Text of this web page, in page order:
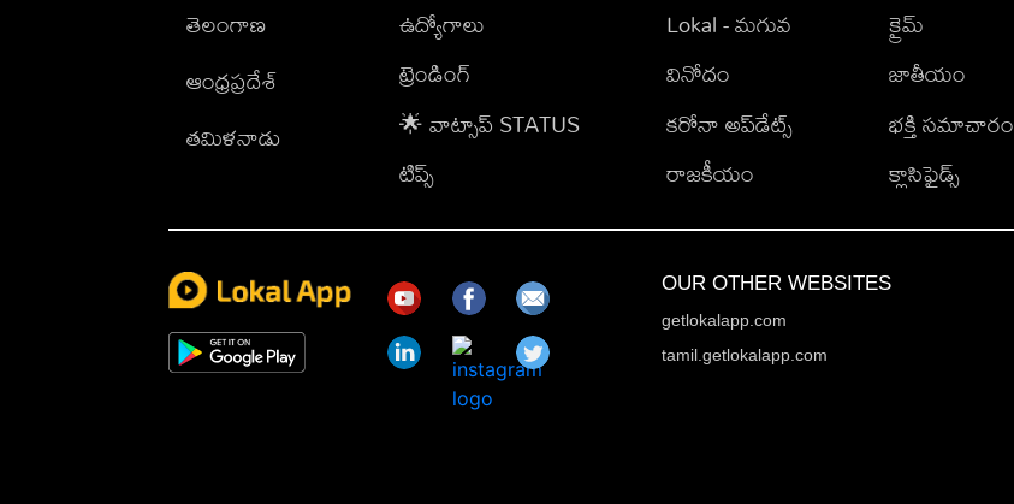
తెలంగాణ
ఆంధ్రప్రదేశ్
తమిళనాడు
ఉద్యోగాలు
ట్రెండింగ్
🌟 వాట్సాప్ STATUS
టిప్స్
Lokal - మగువ
వినోదం
కరోనా అప్‌డేట్స్
రాజకీయం
క్రైమ్
జాతీయం
భక్తి సమాచారం
క్లాసిఫైడ్స్
OUR OTHER WEBSITES
getlokalapp.com
tamil.getlokalapp.com